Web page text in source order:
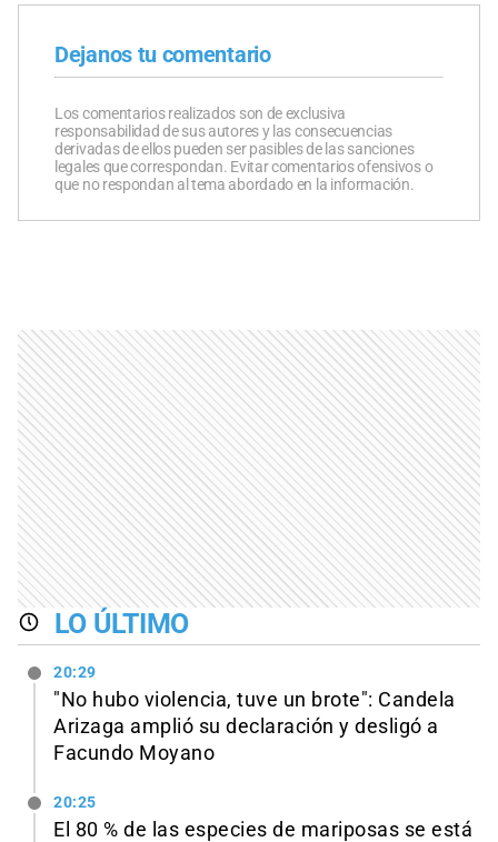
Dejanos tu comentario
Los comentarios realizados son de exclusiva
responsabilidad de sus autores y las consecuencias
derivadas de ellos pueden ser pasibles de las sanciones
legales que correspondan. Evitar comentarios ofensivos o
que no respondan al tema abordado en la información.
LO ÚLTIMO
20:29
"No hubo violencia, tuve un brote": Candela
Arizaga amplió su declaración y desligó a
Facundo Moyano
20:25
El 80 % de las especies de mariposas se está